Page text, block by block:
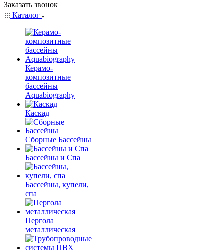
Заказать звонок
Каталог
Керамо-
композитные
бассейны
Aquabiography
Каскад
Сборные Бассейны
Бассейны и Спа
Бассейны, купели,
спа
Пергола
металлическая